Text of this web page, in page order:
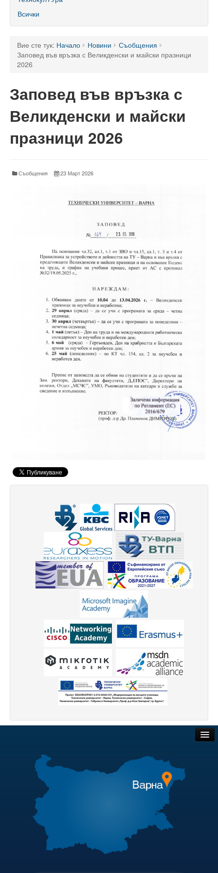
60 години ТУ - Варна
Програма 60 г.
Успели в науката и бизнеса
60 години Морски специалности в ТУ
Тържество по случай празника на университета
Мандатна програма
Ректор
Органи за управление
Машинно-технологичен факултет
Корабостроителен факултет
Електротехнически факултет
Факултет по изчислителна техника и автоматизация
Колежи
Добруджански технологичен колеж
Колеж в структурата на ТУ-Варна
Департамент ЕПОС
Научноизследователски институт
Ресурси
Спортен комплекс
Студентски стол
Почивни бази
Общежития
Безжичен интернет
Защита на личните данни
Декларация за достъпност
Достъп до информация
Научна дейност
Научни проекти
Бюлетин с проектна информация
Конкурси за научни проекти
Докторанти
Всички
Вие сте тук: Начало Новини
Съобщения
Заповед във връзка с Великденски и майски празници
2026
Заповед във връзка с
Великденски и майски
празници 2026
Съобщения 23 Март 2026
Търгове и наеми
Полезни връзки
Актуални документи
Академичен съвет
Финансова информация